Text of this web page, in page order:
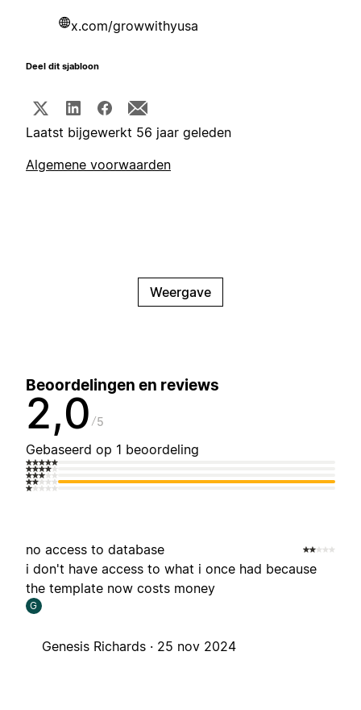
x.com/growwithyusa
Deel dit sjabloon
Laatst bijgewerkt 56 jaar geleden
Algemene voorwaarden
Weergave
Beoordelingen en reviews
2,0 5
Gebaseerd op 1 beoordeling
no access to database
i don't have access to what i once had because
the template now costs money
G
Genesis Richards · 25 nov 2024